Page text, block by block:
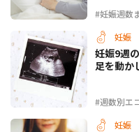
#妊娠週数
妊娠
#週数別エ
妊娠9週
足を動か
妊娠